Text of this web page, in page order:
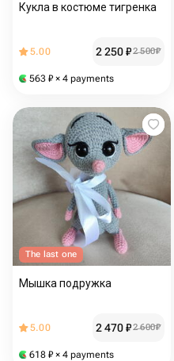
Кукла в костюме тигренка
5.00 2 250₽2 500₽
563 ₽ × 4 payments
The last one
Мышка подружка
5.00 2 470₽2 600₽
618 ₽ × 4 payments